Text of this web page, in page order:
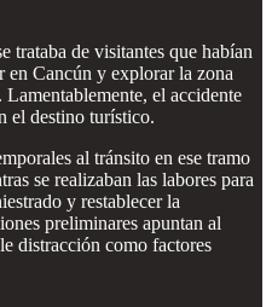
trataba de visitantes que habían
en Cancún y explorar la zona
el accidente
el destino turístico.
al tránsito en ese tramo
se realizaban las labores para
y restablecer la
preliminares apuntan al
distracción como factores